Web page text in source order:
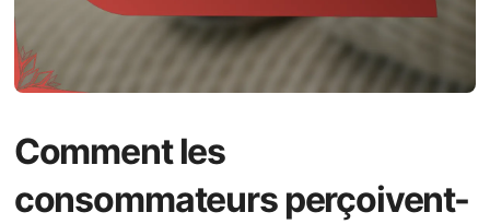
Comment les
consommateurs perçoivent-